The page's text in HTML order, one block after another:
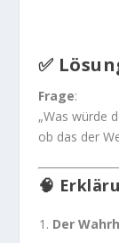
✅
Frage:
„Was würde
ob das der
🧠
Der